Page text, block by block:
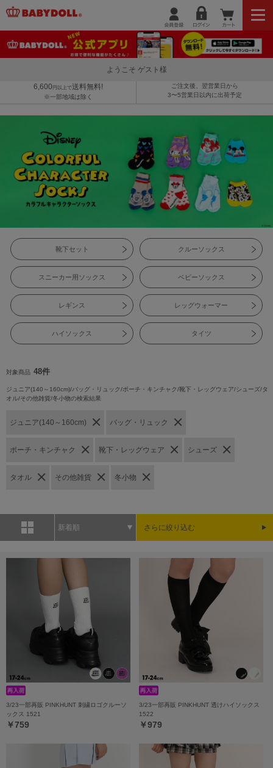
ようこそ ゲスト様
6,600 円以上で送料無料!
※一部地域は除く
ご注文後、翌営業日から
3〜5営業日以内に出荷予定
靴下セット クルーソックス
スニーカー用ソックス ベビーソックス
レギンス レッグウォーマー
ハイソックス タイツ
対象商品 48件
ジュニア(140～160cm)/バッグ・リュック/ポーチ・キンチャク/靴下・レッグウェア/シューズ/タ
オル/その他雑貨/冬小物の検索結果
ジュニア(140～160cm) バッグ・リュック
ポーチ・キンチャク 靴下・レッグウェア シューズ
タオル その他雑貨 冬小物
新着順 さらに絞り込む
3/23一部再販 PINKHUNT 刺繍ロゴクルーソ
ックス 1521
￥759
3/23一部再販 PINKHUNT 透けハイソックス
1522
￥979